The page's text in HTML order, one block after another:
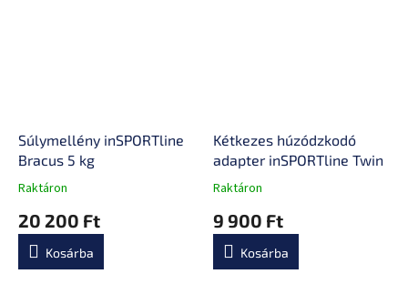
Súlymellény inSPORTline
Bracus 5 kg
A
átlagos
értékelése
Raktáron
20 200 Ft
Kosárba
Kétkezes húzódzkodó
adapter inSPORTline Twin
A
átlagos
értékelése
Raktáron
9 900 Ft
Kosárba